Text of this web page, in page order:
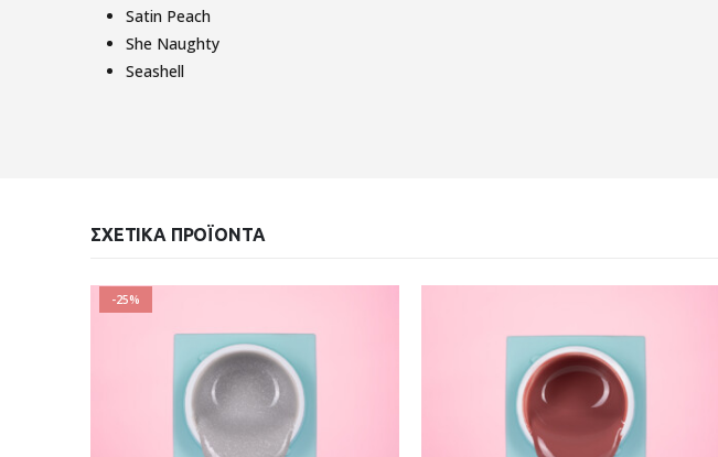
Satin Peach
She Naughty
Seashell
ΣΧΕΤΙΚΆ ΠΡΟΪΌΝΤΑ
-25%